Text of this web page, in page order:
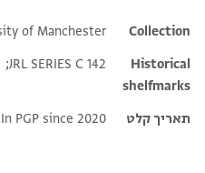
Additional metadata
Collection
of Manchester
Historical
shelfmarks
JRL SERIES C 142;
תאריך קלט In PGP since 2020